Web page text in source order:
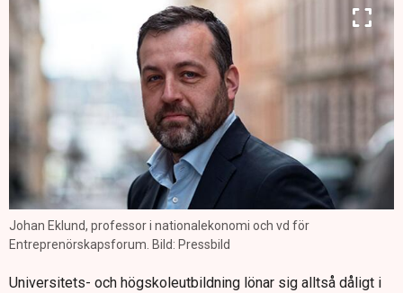
Johan Eklund, professor i nationalekonomi och vd för
Entreprenörskapsforum. Bild: Pressbild
Universitets- och högskoleutbildning lönar sig alltså dåligt i